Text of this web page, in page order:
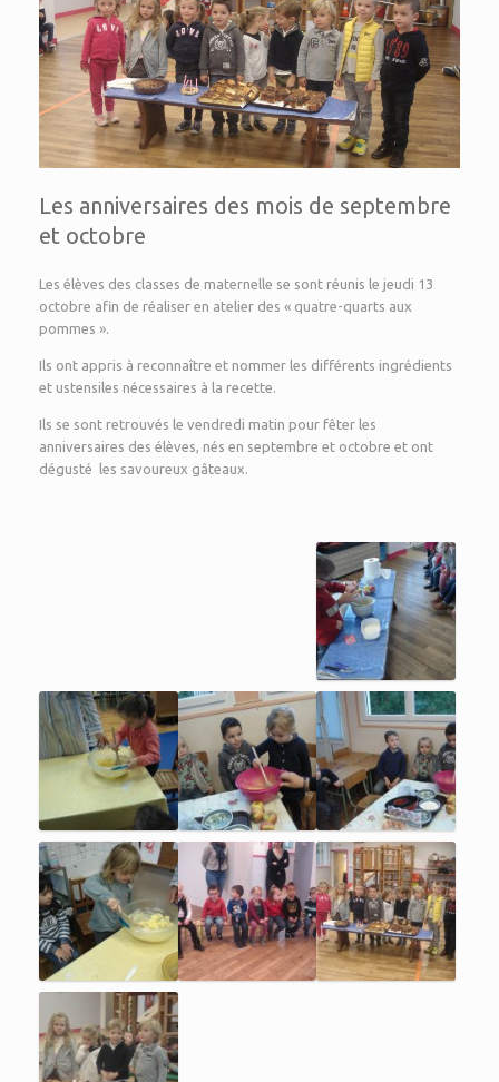
Les anniversaires des mois de septembre
et octobre
Les élèves des classes de maternelle se sont réunis le jeudi 13
octobre afin de réaliser en atelier des « quatre-quarts aux
pommes ».
Ils ont appris à reconnaître et nommer les différents ingrédients
et ustensiles nécessaires à la recette.
Ils se sont retrouvés le vendredi matin pour fêter les
anniversaires des élèves, nés en septembre et octobre et ont
dégusté les savoureux gâteaux.